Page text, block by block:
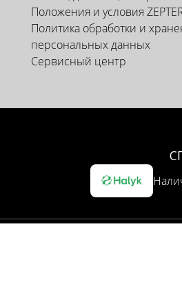
Положения и условия
Политика обработки и
персональных данных
Сервисный центр